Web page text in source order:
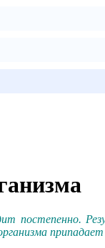
постепенно.
припадает